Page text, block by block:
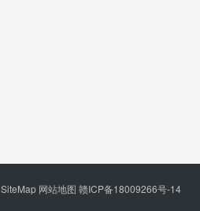
SiteMap 网站地图 赣ICP备18009266号-14